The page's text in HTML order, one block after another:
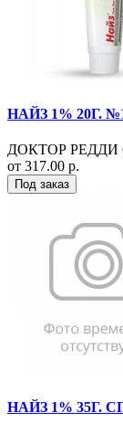
НАЙЗ 1% 20Г.
ДОКТОР РЕДДИ
от 317.00 р.
Под заказ
НАЙЗ 1% 35Г.